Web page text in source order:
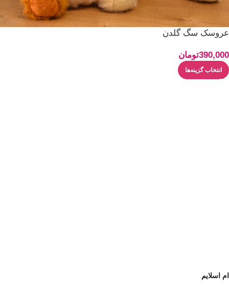
عروسک سگ گلدن
390,000تومان
انتخاب گزینه‌ها
ام اسلایم